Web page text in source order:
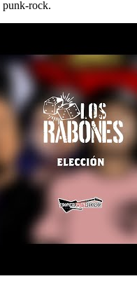
punk-rock.